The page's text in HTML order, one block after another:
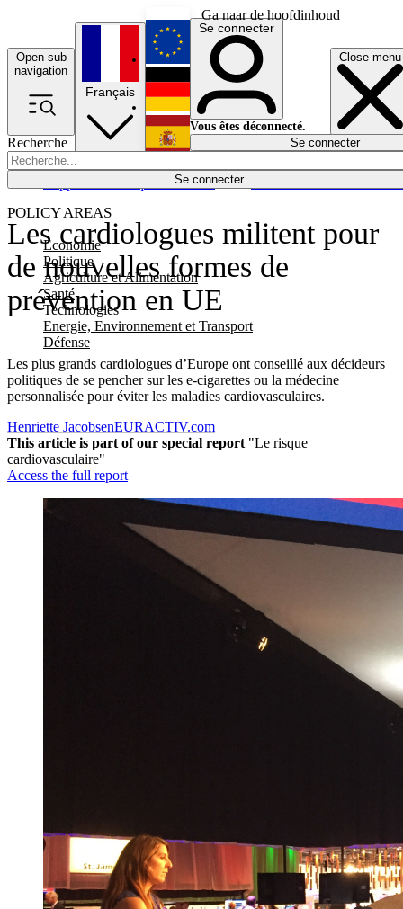
Ga naar de hoofdinhoud
Open sub
navigation
Close menu
Recherche
Se connecter
POLICY AREAS
Economie
Politique
Agriculture et Alimentation
Santé
Technologies
Energie, Environnement et Transport
Défense
Économie
Français
English
Deutsch
Español
Se connecter
Vous êtes déconnecté.
Se connecter
Les cardiologues militent pour
de nouvelles formes de
prévention en UE
Les plus grands cardiologues d’Europe ont conseillé aux décideurs
politiques de se pencher sur les e-cigarettes ou la médecine
personnalisée pour éviter les maladies cardiovasculaires.
Henriette JacobsenEURACTIV.com
This article is part of our special report "Le risque
cardiovasculaire"
Access the full report